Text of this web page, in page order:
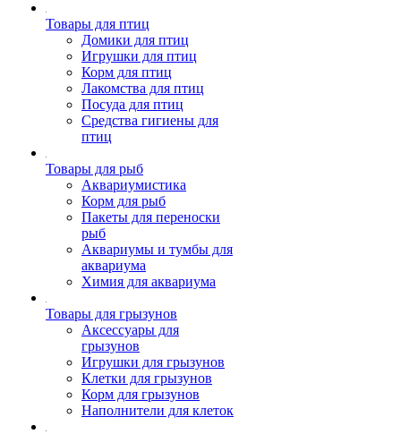
Товары для птиц
Домики для птиц
Игрушки для птиц
Корм для птиц
Лакомства для птиц
Посуда для птиц
Средства гигиены для
птиц
Товары для рыб
Аквариумистика
Корм для рыб
Пакеты для переноски
рыб
Аквариумы и тумбы для
аквариума
Химия для аквариума
Товары для грызунов
Аксессуары для
грызунов
Игрушки для грызунов
Клетки для грызунов
Корм для грызунов
Наполнители для клеток